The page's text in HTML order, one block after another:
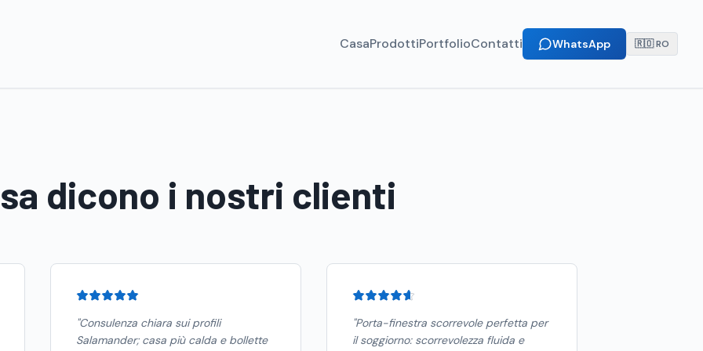
CasaProdottiPortfolioContatti WhatsApp 🇷🇴 RO
dicono i nostri clienti
"Consulenza chiara sui profili
Salamander; casa più calda e bollette
"Porta-finestra scorrevole perfetta per
il soggiorno: scorrevolezza fluida e